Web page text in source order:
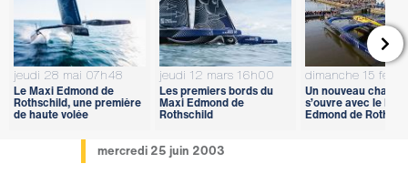
jeudi 28 mai 07h48
Le Maxi Edmond de
Rothschild, une première
de haute volée
jeudi 12 mars 16h00
Les premiers bords du
Maxi Edmond de
Rothschild
dimanche 15
Un nouveau
s’ouvre avec le Maxi
Edmond de

mercredi 25 juin 2003